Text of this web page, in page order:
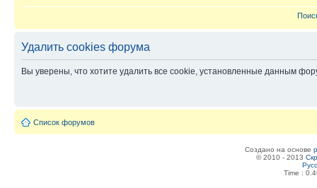
Удалить cookies форума
Вы уверены, что хотите удалить все cookie, установленные данным
Список форумов
Создано на основе
© 2010 - 2013
Time :